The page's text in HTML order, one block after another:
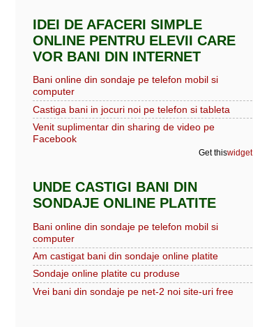
IDEI DE AFACERI SIMPLE
ONLINE PENTRU ELEVII CARE
VOR BANI DIN INTERNET
Bani online din sondaje pe telefon mobil si
computer
Castiga bani in jocuri noi pe telefon si tableta
Venit suplimentar din sharing de video pe
Facebook
Get thiswidget
UNDE CASTIGI BANI DIN
SONDAJE ONLINE PLATITE
Bani online din sondaje pe telefon mobil si
computer
Am castigat bani din sondaje online platite
Sondaje online platite cu produse
Vrei bani din sondaje pe net-2 noi site-uri free